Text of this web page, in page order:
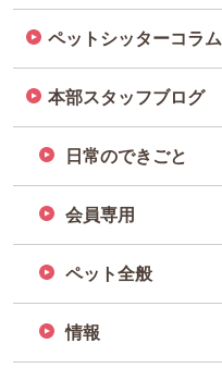
ペットシッターコラム
本部スタッフブログ
日常のできごと
会員専用
ペット全般
情報